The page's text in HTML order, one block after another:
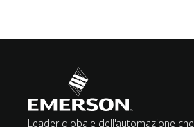
Leader globale dell'automazione che